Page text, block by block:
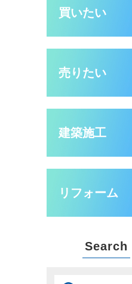
買いたい
売りたい
建築施工
リフォーム
Search